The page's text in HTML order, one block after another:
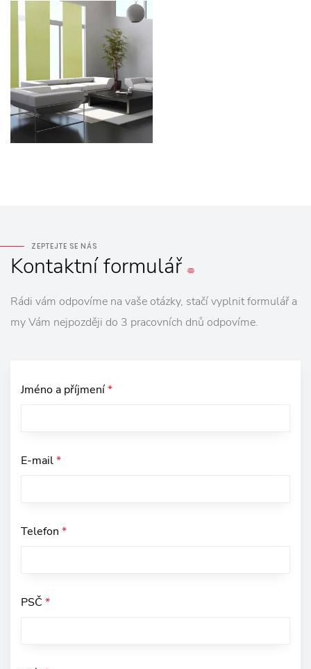
ZEPTEJTE SE NÁS
Kontaktníformulář
Rádi vám odpovíme na vaše otázky, stačí vyplnit formulář a
my Vám nejpozději do 3 pracovních dnů odpovíme.
Jméno a příjmení*
E-mail*
Telefon *
PSČ *